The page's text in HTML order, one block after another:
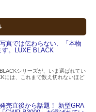
真では伝わらない、「本物
。LUXE BLACK
シリーズが、いま選ばれてい
には、これまで数え切れないほど
発売直後から話題！ 新型GRA